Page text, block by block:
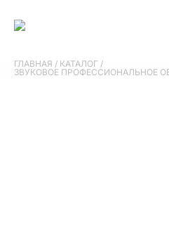
ГЛАВНАЯ / КАТАЛОГ /
ЗВУКОВОЕ ПРОФЕССИОНАЛЬНОЕ